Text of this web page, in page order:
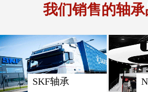
我们销售的轴
SKF轴承